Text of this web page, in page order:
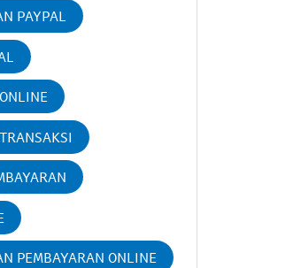
PAYPAL
PEMBAYARAN ONLINE